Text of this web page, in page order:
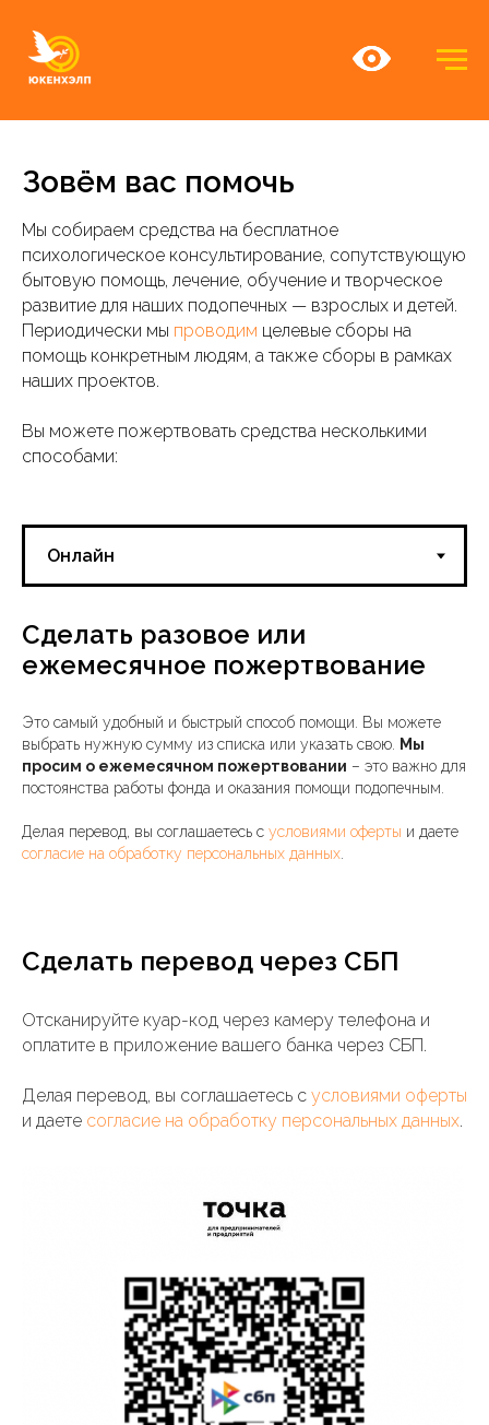
Зовём вас помочь
Мы собираем средства на бесплатное
психологическое консультирование, сопутствующую
бытовую помощь, лечение, обучение и творческое
развитие для наших подопечных — взрослых и детей.
Периодически мы проводим целевые сборы на
помощь конкретным людям, а также сборы в рамках
наших проектов.
Вы можете пожертвовать средства несколькими
способами:
Сделать разовое или
ежемесячное пожертвование
Это самый удобный и быстрый способ помощи. Вы можете
выбрать нужную сумму из списка или указать свою.
Мы
просим о ежемесячном пожертвовании – это важно для
постоянства работы фонда и оказания помощи подопечным.
Делая перевод, вы соглашаетесь с условиями оферты и даете
согласие на обработку персональных данных
Сделать перевод через СБП
Отсканируйте куар-код через камеру телефона и
оплатите в приложение вашего банка через СБП.
Делая перевод, вы соглашаетесь с условиями оферты
и даете согласие на обработку персональных данных.